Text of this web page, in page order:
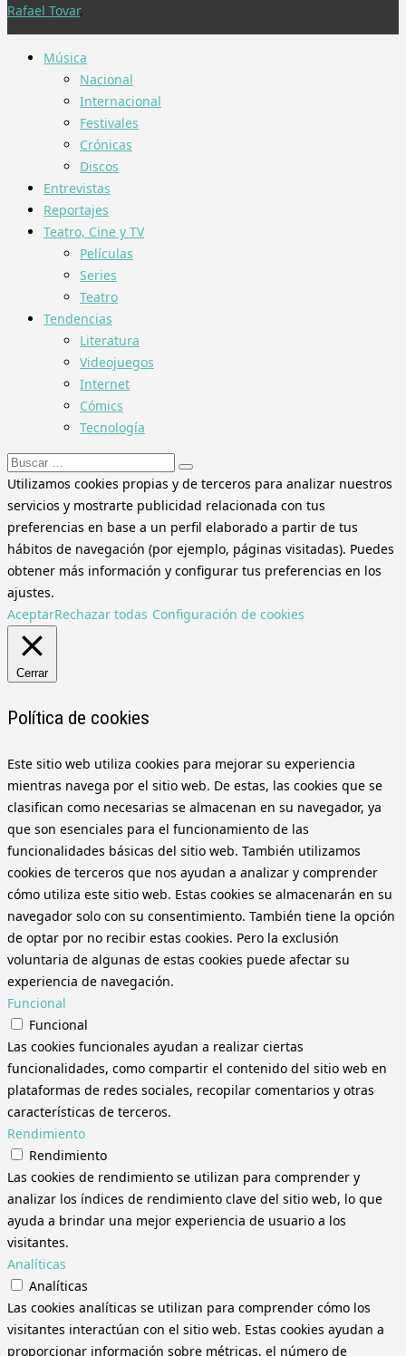
Rafael Tovar.
Música
Nacional
Internacional
Festivales
Crónicas
Discos
Entrevistas
Reportajes
Teatro, Cine y TV
Películas
Series
Teatro
Tendencias
Literatura
Videojuegos
Internet
Cómics
Tecnología
Buscar:
Utilizamos cookies propias y de terceros para analizar nuestros
servicios y mostrarte publicidad relacionada con tus
preferencias en base a un perfil elaborado a partir de tus
hábitos de navegación (por ejemplo, páginas visitadas). Puedes
obtener más información y configurar tus preferencias en los
ajustes.
AceptarRechazar todas Configuración de cookies
Cerrar
Política de cookies
Este sitio web utiliza cookies para mejorar su experiencia
mientras navega por el sitio web. De estas, las cookies que se
clasifican como necesarias se almacenan en su navegador, ya
que son esenciales para el funcionamiento de las
funcionalidades básicas del sitio web. También utilizamos
cookies de terceros que nos ayudan a analizar y comprender
cómo utiliza este sitio web. Estas cookies se almacenarán en su
navegador solo con su consentimiento. También tiene la opción
de optar por no recibir estas cookies. Pero la exclusión
voluntaria de algunas de estas cookies puede afectar su
experiencia de navegación.
Funcional
Funcional
Las cookies funcionales ayudan a realizar ciertas
funcionalidades, como compartir el contenido del sitio web en
plataformas de redes sociales, recopilar comentarios y otras
características de terceros.
Rendimiento
Rendimiento
Las cookies de rendimiento se utilizan para comprender y
analizar los índices de rendimiento clave del sitio web, lo que
ayuda a brindar una mejor experiencia de usuario a los
visitantes.
Analíticas
Analíticas
Las cookies analíticas se utilizan para comprender cómo los
visitantes interactúan con el sitio web. Estas cookies ayudan a
proporcionar información sobre métricas, el número de